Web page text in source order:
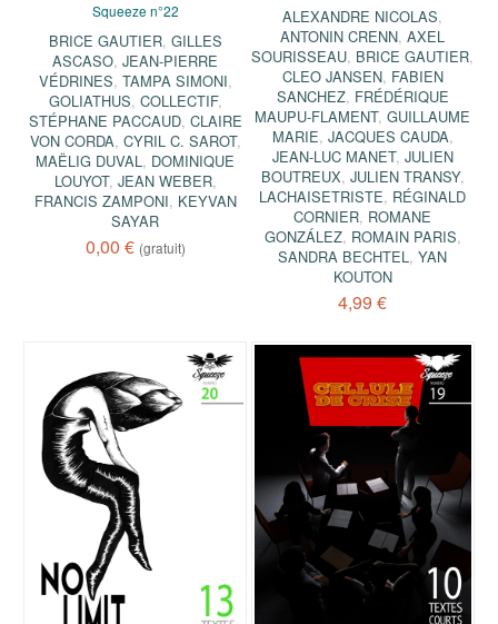
Squeeze n°22
BRICE GAUTIER, GILLES
ASCASO,JEAN-PIERRE
VÉDRINES, TAMPA SIMONI,
GOLIATHUS, COLLECTIF,
STÉPHANE PACCAUD, CLAIRE
VON CORDA, CYRIL C. SAROT,
MAËLIG DUVAL, DOMINIQUE
LOUYOT, JEAN WEBER,
FRANCIS ZAMPONI, KEYVAN
SAYAR
0,00 € (gratuit)
ALEXANDRE NICOLAS,
ANTONIN CRENN,AXEL
SOURISSEAU, BRICE GAUTIER,
CLEO JANSEN, FABIEN
SANCHEZ, FRÉDÉRIQUE
MAUPU-FLAMENT,GUILLAUME
MARIE, JACQUES CAUDA,
JEAN-LUC MANET, JULIEN
BOUTREUX, JULIEN TRANSY,
LACHAISETRISTE, RÉGINALD
CORNIER, ROMANE
GONZÁLEZ, ROMAIN PARIS,
SANDRA BECHTEL,YAN
KOUTON
4,99 €